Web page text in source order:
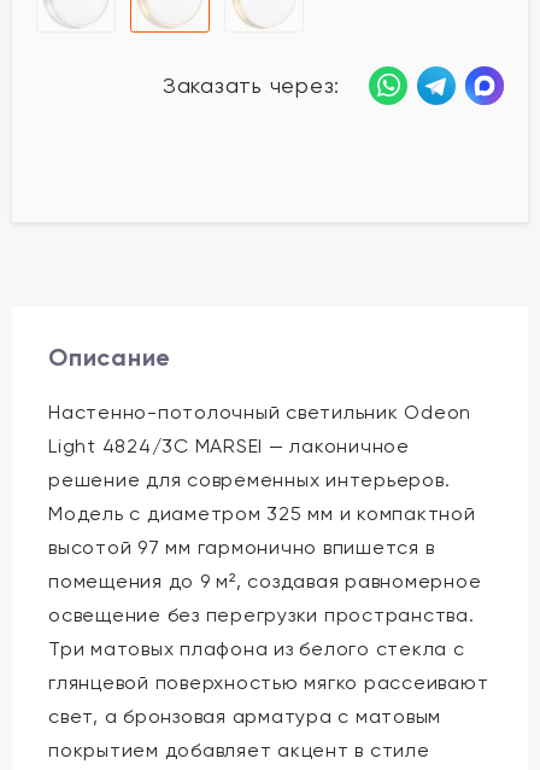
Заказать через:
Описание
Настенно-потолочный светильник Odeon
Light 4824/3C MARSEI — лаконичное
решение для современных интерьеров.
Модель с диаметром 325 мм и компактной
высотой 97 мм гармонично впишется в
помещения до 9 м², создавая равномерное
освещение без перегрузки пространства.
Три матовых плафона из белого стекла с
глянцевой поверхностью мягко рассеивают
свет, а бронзовая арматура с матовым
покрытием добавляет акцент в стиле